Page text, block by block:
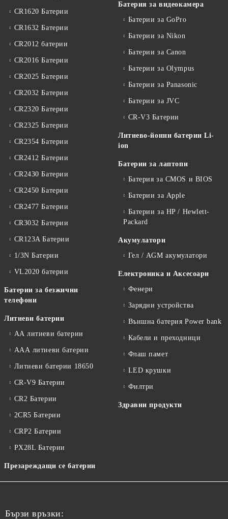
CR1620 Батерии
CR1632 Батерии
CR2012 батерии
CR2016 Батерии
CR2025 Батерии
CR2032 Батерии
CR2320 Батерии
CR2325 Батерии
CR2354 Батерии
CR2412 Батерии
CR2430 Батерии
CR2450 Батерии
CR2477 Батерии
CR3032 Батерии
CR123A Батерии
1/3N Батерии
VL2020 батерии
Батерии за безжични
телефони
Литиеви батерии
АА литиеви батерии
ААА литиеви батерии
Литиеви батерии 18650
CR-V9 Батерии
CR2 Батерии
2CR5 Батерии
CRP2 Батерии
PX28L Батерии
Презареждащи се батерии
Батерия за видеокамера
Батерии за GoPro
Батерии за Nikon
Батерии за Canon
Батерии за Olympus
Батерии за Panasonic
Батерии за JVC
CR-V3 Батерии
Литиево-йонни батерии Li-
ion
Батерии за лаптопи
Батерия за CMOS и BIOS
Батерии за Apple
Батерии за HP / Hewlett-
Packard
Акумулатори
Гел / AGM акумулатори
Електроника и Аксесоари
Фенери
Зарядни устройства
Външна батерия Power bank
Кабели и преходници
Флаш памет
LED крушки
Филтри
Здравни продукти
Бързи връзки: